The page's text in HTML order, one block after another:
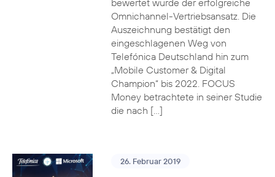
bewertet wurde der erfolgreiche
Omnichannel-Vertriebsansatz. Die
Auszeichnung bestätigt den
eingeschlagenen Weg von
Telefónica Deutschland hin zum
„Mobile Customer & Digital
Champion“ bis 2022. FOCUS
Money betrachtete in seiner Studie
die nach […]
26. Februar 2019